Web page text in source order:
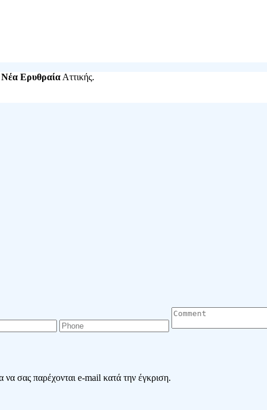
Νέα Ερυθραία Αττικής.
σας παρέχονται e-mail κατά την έγκριση.